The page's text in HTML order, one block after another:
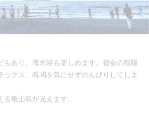
もあり、海水浴も楽しめます。都会の喧騒
ックス、時間を気にせずのんびりしてしま
亀山島が見えます。